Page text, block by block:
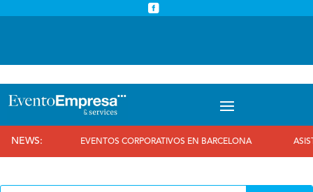

NEWS: EVENTOS CORPORATIVOS EN BARCELONA